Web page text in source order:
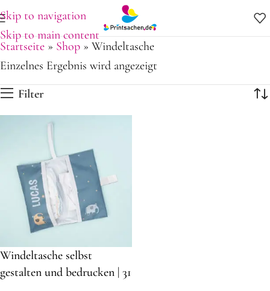
Skip to navigation
Skip to main content
Startseite » Shop » Windeltasche
Einzelnes Ergebnis wird angezeigt
Filter
Windeltasche selbst
gestalten und bedrucken | 31